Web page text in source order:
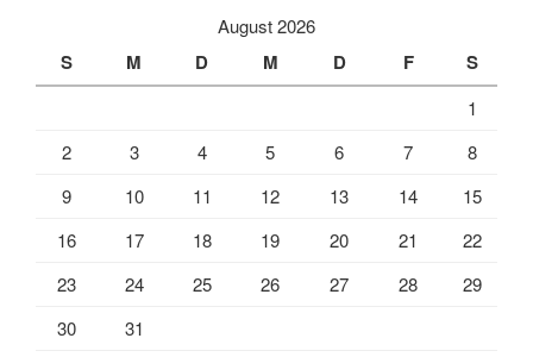
August 2026
S M D M D F S
1
2
3 4 5 6 7
8
9
10 11 12 13 14
15
16
17 18 19 20 21
22
23
24 25 26 27 28
29
30
31